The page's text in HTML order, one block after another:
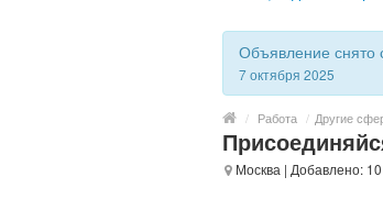
Объявление снято
7 октября 2025
/ Работа / Другие
Москва | Добавлено: